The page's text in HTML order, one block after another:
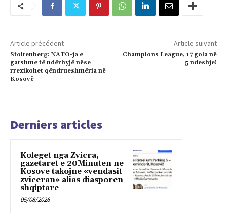
Article précédent
Stoltenberg: NATO-ja e
gatshme të ndërhyjë nëse
rrezikohet qëndrueshmëria në
Kosovë
Article suivant
Champions League, 17 gola në
5 ndeshje!
Derniers articles
Koleget nga Zvicra,
gazetaret e 20Minuten ne
Kosove takojne «vendasit
zviceran» alias diasporen
shqiptare
05/08/2026